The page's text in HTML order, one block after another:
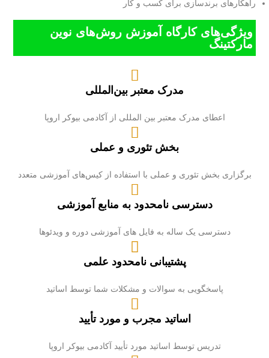
راهکارهای برندسازی برای کسب و کار
ویژگی‌های کارگاه آموزش روش‌های نوین
مارکتینگ
مدرک معتبر بین‌المللی
اعطای مدرک معتبر بین المللی از آکادمی بیوکر اروپا
بخش تئوری و عملی
برگزاری بخش تئوری و عملی با استفاده از کیس‌های آموزشی متعدد
دسترسی نامحدود به منابع آموزشی
دسترسی یک ساله به فایل های آموزشی دوره و ویدئوها
پشتیبانی نامحدود علمی
پاسخگویی به سوالات و مشکلات شما توسط اساتید
اساتید مجرب و مورد تأیید
تدریس توسط اساتید مورد تأیید آکادمی بیوکر اروپا